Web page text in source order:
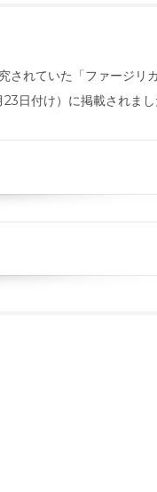
れていた「ファージリ
日付け）に掲載されまし